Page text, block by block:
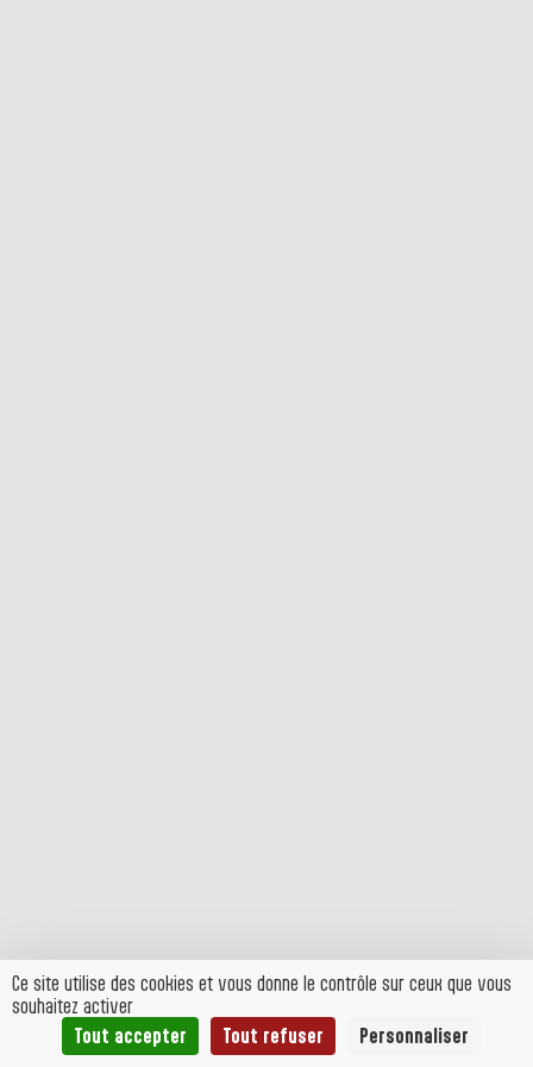
Ce site utilise des cookies et vous donne le contrôle sur ceux que vous
souhaitez activer
Tout accepter
Tout refuser Personnaliser